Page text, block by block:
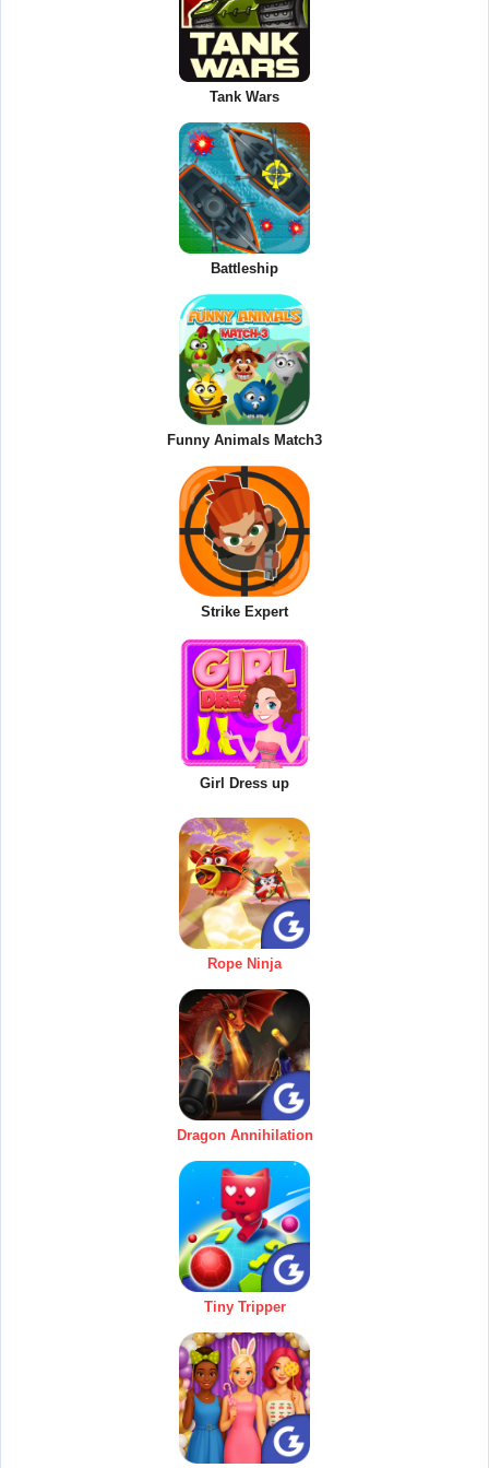
Tank Wars
Battleship
Funny Animals Match3
Strike Expert
Girl Dress up
Rope Ninja
Dragon Annihilation
Tiny Tripper